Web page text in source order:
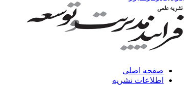
صفحه اصلی
اطلاعات نشریه